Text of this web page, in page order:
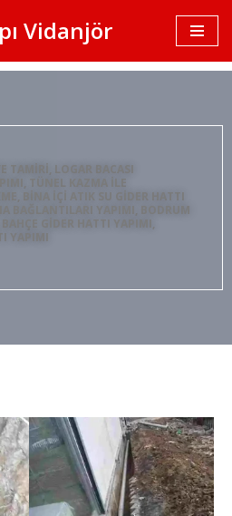
Vidanjör
TAMIRI, LOGAR BACASI
TÜNEL KAZMA ILE
BINA IÇI ATIK SU GIDER HATTI
BAĞLANTILARI YAPIMI, BODRUM
GIDER HATTI YAPIMI,
YAPIMI